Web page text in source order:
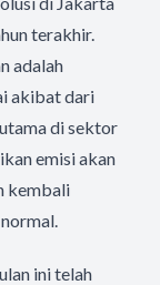
terakhir.
adalah
akibat dari
di sektor
emisi akan
kembali
ini telah